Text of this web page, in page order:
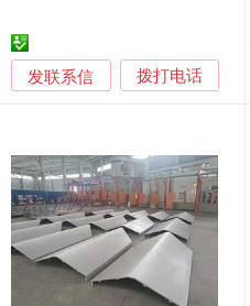
发联系信 拨打电话